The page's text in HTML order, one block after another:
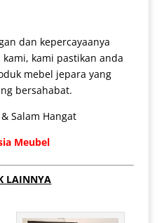
dan kepercayaanya
kami pastikan anda
mebel jepara yang
bersahabat.
Salam Hangat
Meubel
LAINNYA